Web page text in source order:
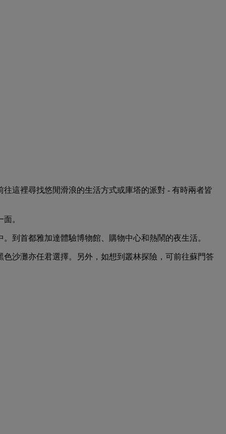
這裡尋找悠閒滑浪的生活方式或庫塔的派對 - 有時兩者皆
。
到首都雅加達體驗博物館、購物中心和熱鬧的夜生活。
沙灘亦任君選擇。另外，如想到叢林探險，可前往蘇門答